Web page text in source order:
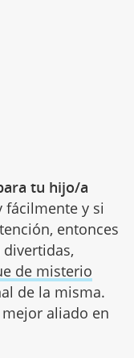
tu hijo/a
fácilmente y si
entonces
de misterio
de la misma.
aliado en